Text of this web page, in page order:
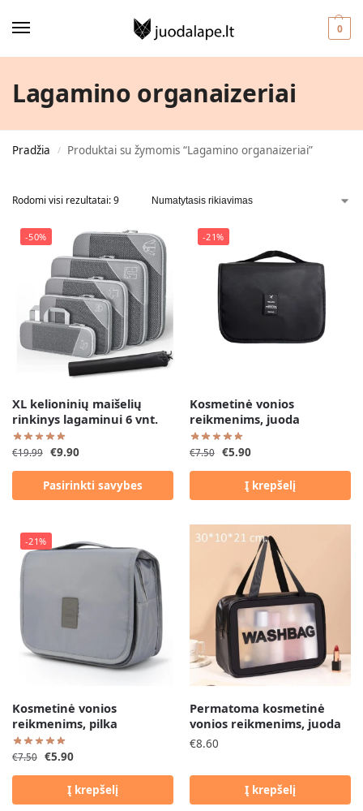
0
Lagamino organaizeriai
Pradžia / Produktai su žymomis “Lagamino organaizeriai”
Rodomi visi rezultatai: 9
-50%
XL kelioninių maišelių
rinkinys lagaminui 6 vnt.
€19.99 €9.90
Pasirinkti savybes
-21%
Kosmetinė vonios
reikmenims, juoda
€7.50 €5.90
Į krepšelį
-21%
Kosmetinė vonios
reikmenims, pilka
€7.50 €5.90
Į krepšelį
Permatoma kosmetinė
vonios reikmenims, juoda
€8.60
Į krepšelį